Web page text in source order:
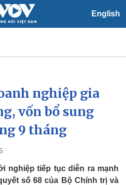
English
Xã hội
Tin 24h
Dự báo thời tiết
Giáo dục
Dấu ấn VOV
nghiệp gia
vốn bổ sung
9 tháng
nghiệp tiếp tục diễn ra mạnh
số 68 của Bộ Chính trị và